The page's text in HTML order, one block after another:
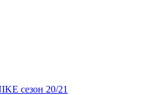
сезон 20/21